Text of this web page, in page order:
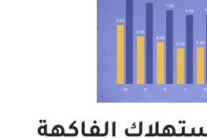
الفاكهة